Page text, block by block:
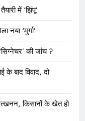
में ‘झिंपू’
नया ‘मुर्गा’
की जांच ?
के बाद विवाद, दो
किसानों के खेत हो